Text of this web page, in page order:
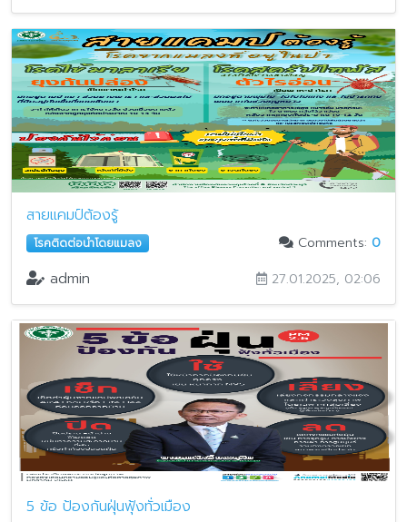
สายแคมป์ต้องรู้
โรคติดต่อนำโดยแมลง Comments: 0
admin 27.01.2025, 02:06
5 ข้อ ป้องกันฝุ่นฟุ้งทั่วเมือง